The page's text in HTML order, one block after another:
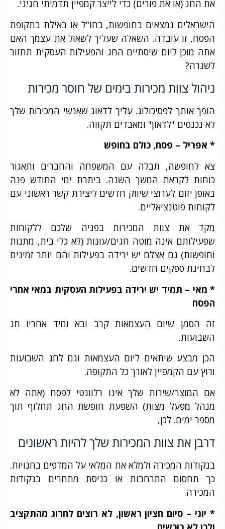
את החג (או את פורים) כדי לייצר קמפיין תדמיתי חגיגי.
הישראלים נמצאים בחופשות, בחו"ל או באילת בתקופת
הפסח, זו עובדה. השאלה שעליך לשאול את עצמך האם
אתה מוכן ליום שיסתיים החג והפעילות העסקית תחזור
לשגרה?
ניהול צוות מכירות בימים של חוסר מכירות
הופך אותך לפסיכולוג. עליך לדאוג שאנשי המכירות שלך
לא נכנסים "לדאון" ומאבדים תקווה.
* אפריל – פסח, כולם בחופש
צא לחופשה, תבלה עם המשפחה והחברים ותאגור
כוחות לקראת המשך השנה. ביתרת ימי החודש פנה
באופן יזום לערוצי שיווק חדשים ליצירת קשר ראשוני עם
לקוחות פוטנציאליים.
מקד את צוות המכירות בפניה שלכם ללקוחות
שפעילותם אינה מוטה חגים/עונות (לא כלי בית, מתנות
וחופשות) גם אצלם יש ירידה בפעילות והם יותר זמינים
לבחינת ספקים חדשים.
* מאי – תמיד יש ירידה בפעילות העסקית במאי אחרי
הפסח
זה הסמן שיום העצמאות קרב ובא ומיד אחריו חג
השבועות.
הכן מבצע שיתאים ליום העצמאות וגם לחג השבועות
ורוץ עם הקמפיין לאורך כל התקופה.
אם המוצר/שירות שלך אינו רלוונטי לפסח (אתה לא
מנהל מפעל מצות) השפעת חופשת החג תחלוף תוך
מספר ימים. לכן,
דרבן את צוות המכירות שלך להיות ראשונים
בנקודות המכירה ולמלא את המלאי על המדפים בחנויות.
כך תחסום התרחבות או כניסת מתחרים בנקודות
המכירה.
* יוני – סיום חציון ראשון, לא רוצים לחרוג מהתקציב